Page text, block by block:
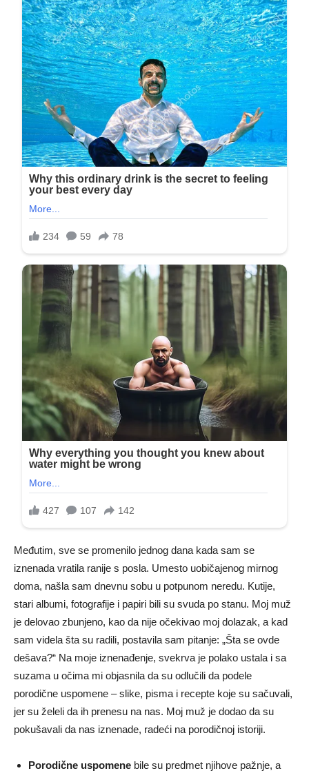
Međutim, sve se promenilo jednog dana kada sam se
iznenada vratila ranije s posla. Umesto uobičajenog mirnog
doma, našla sam dnevnu sobu u potpunom neredu. Kutije,
stari albumi, fotografije i papiri bili su svuda po stanu. Moj muž
je delovao zbunjeno, kao da nije očekivao moj dolazak, a kad
sam videla šta su radili, postavila sam pitanje: „Šta se ovde
dešava?“ Na moje iznenađenje, svekrva je polako ustala i sa
suzama u očima mi objasnila da su odlučili da podele
porodične uspomene – slike, pisma i recepte koje su sačuvali,
jer su želeli da ih prenesu na nas. Moj muž je dodao da su
pokušavali da nas iznenade, radeći na porodičnoj istoriji.
Porodične uspomene bile su predmet njihove pažnje, a